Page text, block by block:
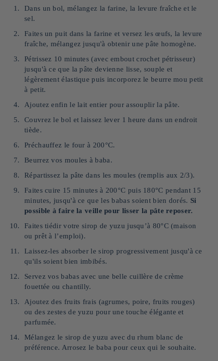
Dans un bol, mélangez la farine, la levure fraîche et le
sel.
Faites un puit dans la farine et versez les œufs, la levure
fraîche, mélangez jusqu'à obtenir une pâte homogène.
Pétrissez 10 minutes (avec embout crochet pétrisseur)
jusqu'à ce que la pâte devienne lisse, souple et
légèrement élastique puis incorporez le beurre mou petit
à petit.
Ajoutez enfin le lait entier pour assouplir la pâte.
Couvrez le bol et laissez lever 1 heure dans un endroit
tiède.
Préchauffez le four à 200°C.
Beurrez vos moules à baba.
Répartissez la pâte dans les moules (remplis aux 2/3).
Faites cuire 15 minutes à 200°C puis 180°C pendant 15
minutes, jusqu'à ce que les babas soient bien dorés. Si
possible à faire la veille pour lisser la pâte reposer.
Faites tiédir votre sirop de yuzu jusqu’à 80°C (maison
ou prêt à l’emploi).
Laissez-les absorber le sirop progressivement jusqu'à ce
qu'ils soient bien imbibés.
Servez vos babas avec une belle cuillère de crème
fouettée ou chantilly.
Ajoutez des fruits frais (agrumes, poire, fruits rouges)
ou des zestes de yuzu pour une touche élégante et
parfumée.
Mélangez le sirop de yuzu avec du rhum blanc de
préférence. Arrosez le baba pour ceux qui le souhaite.